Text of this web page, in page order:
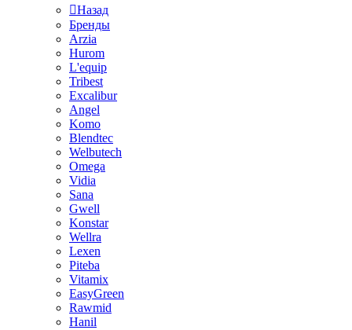
Назад
Бренды
Arzia
Hurom
L'equip
Tribest
Excalibur
Angel
Komo
Blendtec
Welbutech
Omega
Vidia
Sana
Gwell
Konstar
Wellra
Lexen
Piteba
Vitamix
EasyGreen
Rawmid
Hanil